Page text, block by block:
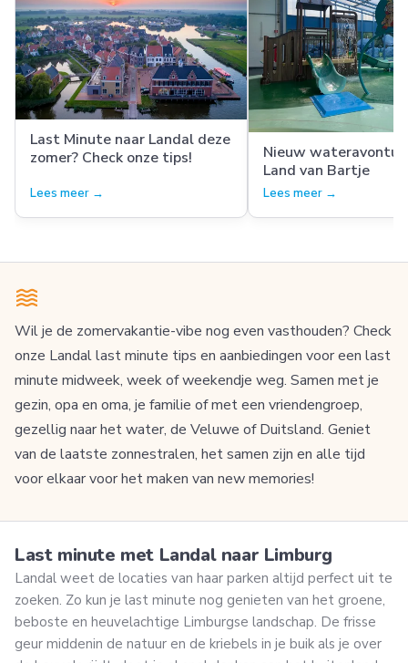
Last Minute naar Landal deze
zomer? Check onze tips!
Lees meer →
Nieuw
Land van Bartje
Lees meer →
Wil je de zomervakantie-vibe nog even vasthouden? Check
onze Landal last minute tips en aanbiedingen voor een last
minute midweek, week of weekendje weg. Samen met je
gezin, opa en oma, je familie of met een vriendengroep,
gezellig naar het water, de Veluwe of Duitsland. Geniet
van de laatste zonnestralen, het samen zijn en alle tijd
voor elkaar voor het maken van new memories!
Last minute met Landal naar Limburg
Landal weet de locaties van haar parken altijd perfect uit te
zoeken. Zo kun je last minute nog genieten van het groene,
beboste en heuvelachtige Limburgse landschap. De frisse
geur middenin de natuur en de kriebels in je buik als je over